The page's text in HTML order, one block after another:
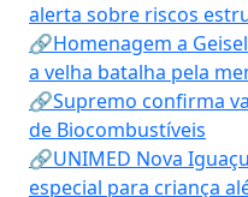
alerta sobre riscos
🔗Homenagem a
a velha batalha pela
🔗Supremo confirma
de Biocombustíveis
🔗UNIMED Nova
especial para criança